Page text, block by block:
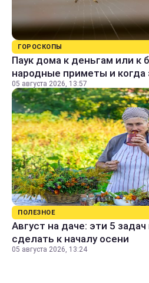
ГОРОСКОПЫ
Паук дома к деньгам или к
народные приметы и когда
05 августа 2026, 13:57
ПОЛЕЗНОЕ
Август на даче: эти 5
сделать к началу осени
05 августа 2026, 13:24